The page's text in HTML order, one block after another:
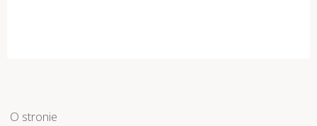
O stronie